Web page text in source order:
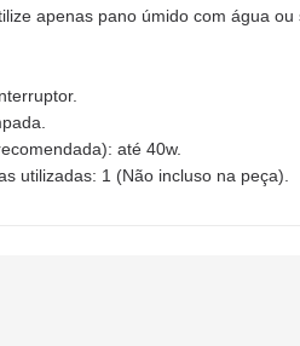
apenas pano úmido com água
até 40w.
utilizadas: 1 (Não incluso na peça).